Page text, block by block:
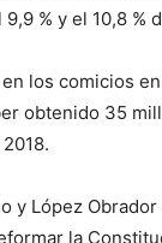
% y el 10,8 %
los comicios
obtenido 35
y López
la